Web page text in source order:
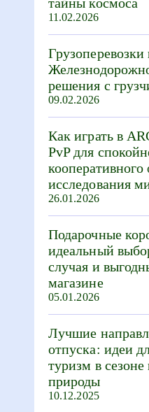
11.02.2026
Грузоперевозки
решения с
09.02.2026
Как играть в
PvP для
исследования
26.01.2026
Подарочные
идеальный
случая и
магазине
05.01.2026
Лучшие
отпуска: идеи
туризм в
природы
10.12.2025